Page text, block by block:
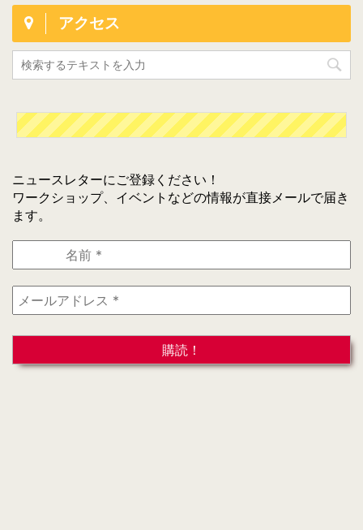
アクセス
ニュースレターにご登録ください！
ワークショップ、イベントなどの情報が直接メールで届き
ます。
前
*
ー
ド